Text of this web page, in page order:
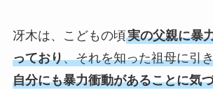
冴木は、こどもの頃実の父親に暴
っており、それを知った祖母に引
自分にも暴力衝動があることに気